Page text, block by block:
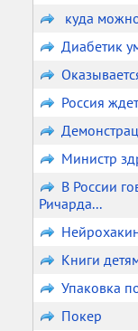
куда
Диабетик
Россия
Министр
В России
Ричарда...
Книги
Упаковка
Покер